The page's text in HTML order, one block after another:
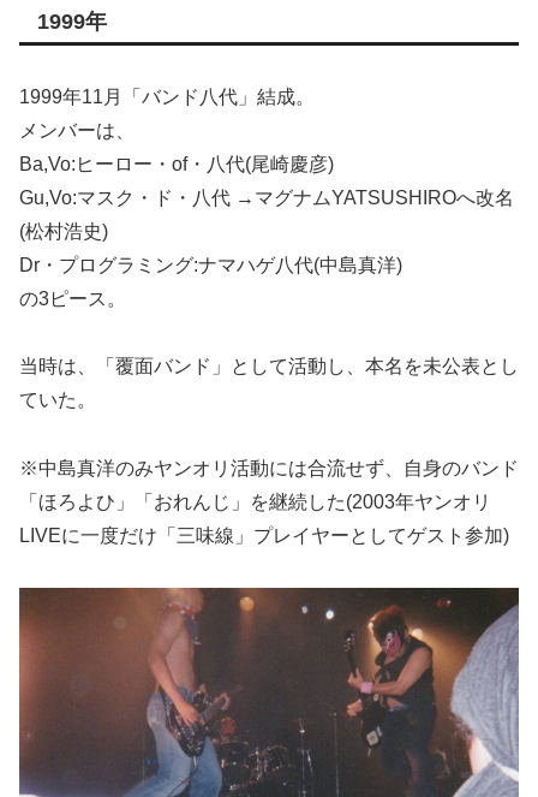
1999年
1999年11月「バンド八代」結成。
メンバーは、
Ba,Vo:ヒーロー・of・八代(尾崎慶彦)
Gu,Vo:マスク・ド・八代 →マグナムYATSUSHIROへ改名
(松村浩史)
Dr・プログラミング:ナマハゲ八代(中島真洋)
の3ピース。
当時は、「覆面バンド」として活動し、本名を未公表とし
ていた。
※中島真洋のみヤンオリ活動には合流せず、自身のバンド
「ほろよひ」「おれんじ」を継続した(2003年ヤンオリ
LIVEに一度だけ「三味線」プレイヤーとしてゲスト参加)